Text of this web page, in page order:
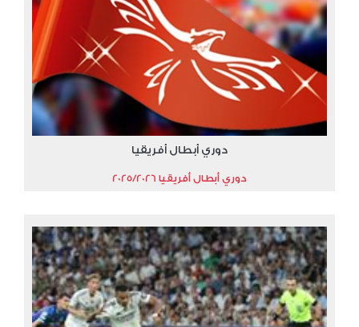
دوري أبطال أفريقيا
دوري أبطال أفريقيا 2025/2026